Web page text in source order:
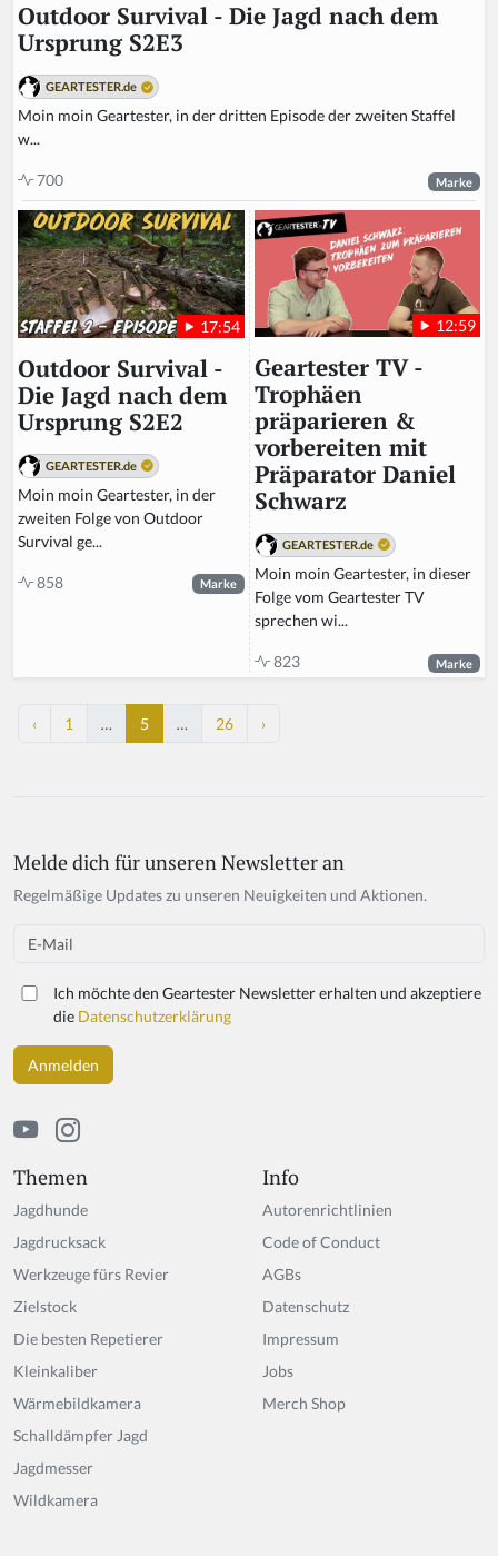
Outdoor Survival - Die Jagd nach dem
Ursprung S2E3
GEARTESTER.de
Moin moin Geartester, in der dritten Episode der zweiten Staffel
w...
700 Marke
17:54
Outdoor Survival -
Die Jagd nach dem
Ursprung S2E2
GEARTESTER.de
Moin moin Geartester, in der
zweiten Folge von Outdoor
Survival ge...
858 Marke
12:59
Geartester TV -
Trophäen
präparieren &
vorbereiten mit
Präparator Daniel
Schwarz
GEARTESTER.de
Moin moin Geartester, in dieser
Folge vom Geartester TV
sprechen wi...
823 Marke
‹ 1 … 5 … 26 ›
Themen
Jagdhunde
Jagdrucksack
Werkzeuge fürs Revier
Zielstock
Die besten Repetierer
Kleinkaliber
Wärmebildkamera
Schalldämpfer Jagd
Jagdmesser
Wildkamera
Info
Autorenrichtlinien
Code of Conduct
AGBs
Datenschutz
Impressum
Jobs
Merch Shop
Melde dich für unseren Newsletter an
Regelmäßige Updates zu unseren Neuigkeiten und Aktionen.
Email
Ich möchte den Geartester Newsletter erhalten und akzeptiere
die Datenschutzerklärung